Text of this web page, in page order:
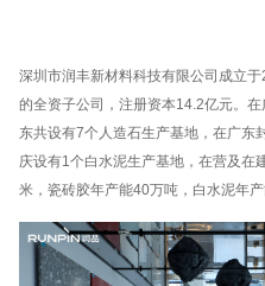
深圳市润丰新材料科技有限公司成立
的全资子公司，注册资本14.2亿元。
东共设有7个人造石生产基地，在广东
庆设有1个白水泥生产基地，在营及在
米，瓷砖胶年产能40万吨，白水泥年产